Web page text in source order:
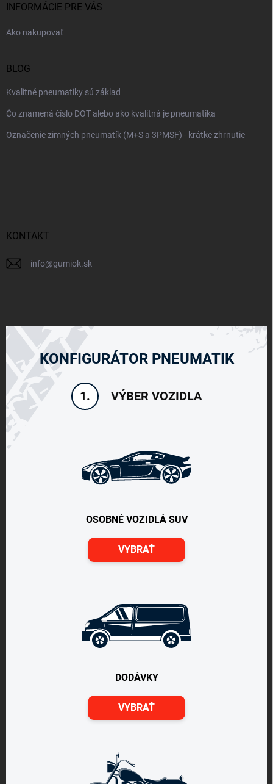
INFORMÁCIE PRE VÁS
Ako nakupovať
BLOG
Kvalitné pneumatiky sú základ
Čo znamená číslo DOT alebo ako kvalitná je pneumatika
Označenie zimných pneumatík (M+S a 3PMSF) - krátke zhrnutie
KONTAKT
info@gumiok.sk
KONFIGURÁTOR PNEUMATIK
1. VÝBER VOZIDLA
OSOBNÉ VOZIDLÁ SUV
VYBRAŤ
DODÁVKY
VYBRAŤ